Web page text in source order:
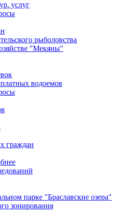
услуг
рыболовства
"Мекяны"
водоемов
граждан
парке "Браславские озера"
зонирования